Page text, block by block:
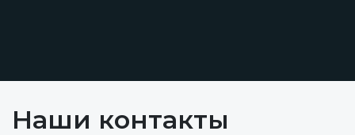
Наши контакты